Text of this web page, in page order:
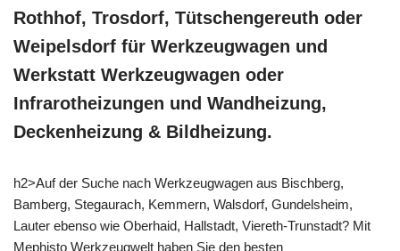
Rothhof, Trosdorf, Tütschengereuth oder
Weipelsdorf für Werkzeugwagen und
Werkstatt Werkzeugwagen oder
Infrarotheizungen und Wandheizung,
Deckenheizung & Bildheizung.
h2>Auf der Suche nach Werkzeugwagen aus Bischberg,
Bamberg, Stegaurach, Kemmern, Walsdorf, Gundelsheim,
Lauter ebenso wie Oberhaid, Hallstadt, Viereth-Trunstadt? Mit
Mephisto Werkzeugwelt haben Sie den besten